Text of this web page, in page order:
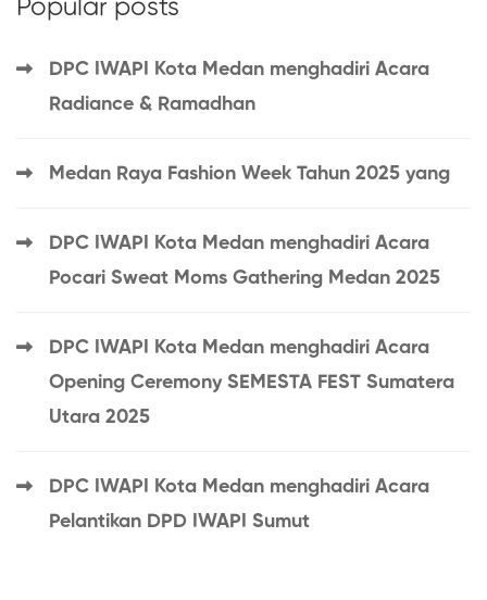
Popular posts
DPC IWAPI Kota Medan menghadiri Acara
Radiance & Ramadhan
Medan Raya Fashion Week Tahun 2025 yang
DPC IWAPI Kota Medan menghadiri Acara
Pocari Sweat Moms Gathering Medan 2025
DPC IWAPI Kota Medan menghadiri Acara
Opening Ceremony SEMESTA FEST Sumatera
Utara 2025
DPC IWAPI Kota Medan menghadiri Acara
Pelantikan DPD IWAPI Sumut